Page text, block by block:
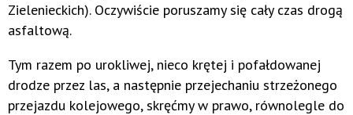
Zielenieckich). Oczywiście poruszamy się cały czas drogą
asfaltową.
Tym razem po urokliwej, nieco krętej i pofałdowanej
drodze przez las, a następnie przejechaniu strzeżonego
przejazdu kolejowego, skręćmy w prawo, równolegle do